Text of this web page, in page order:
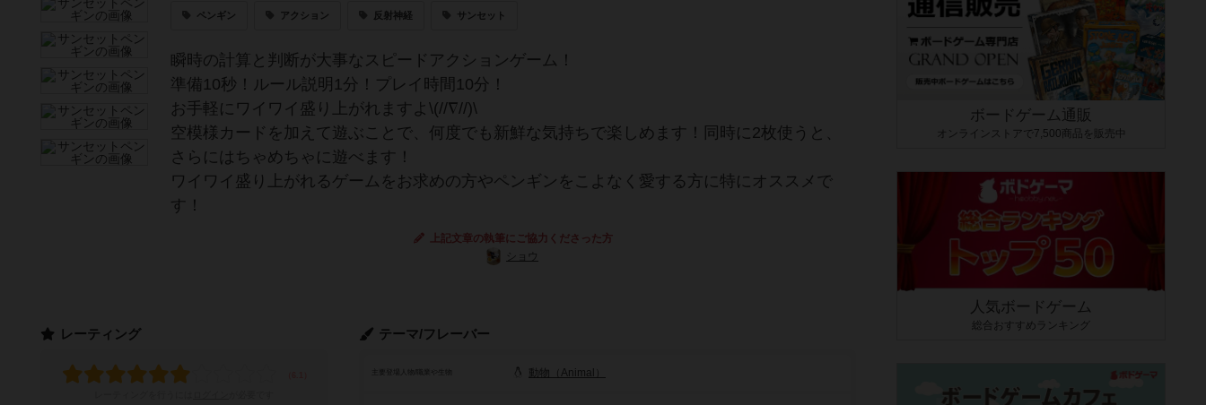
ペンギン アクション 反射神経 サンセット
瞬時の計算と判断が大事なスピードアクションゲーム！
準備10秒！ルール説明1分！プレイ時間10分！
お手軽にワイワイ盛り上がれますよ\(//∇//)\
空模様カードを加えて遊ぶことで、何度でも新鮮な気持ちで楽しめます！同時に2枚使うと、
さらにはちゃめちゃに遊べます！
ワイワイ盛り上がれるゲームをお求めの方やペンギンをこよなく愛する方に特にオススメで
す！
上記文章の執筆にご協力くださった方
ショウ
テーマ/フレーバー
動物（Animal）
レーティング
ボードゲーム通販
オンラインストアで7,500商品を販売中
人気ボードゲーム
総合おすすめランキング